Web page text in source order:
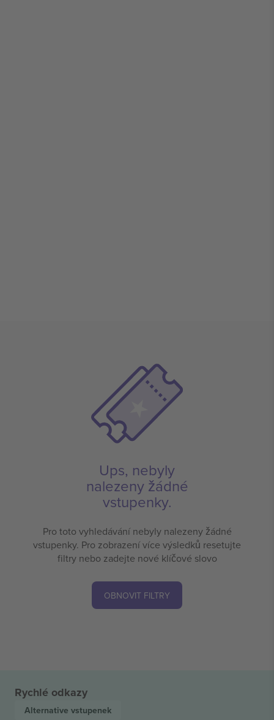
Ups, nebyly
nalezeny žádné
vstupenky.
Pro toto vyhledávání nebyly nalezeny žádné
vstupenky. Pro zobrazení více výsledků resetujte
filtry nebo zadejte nové klíčové slovo
OBNOVIT FILTRY
Rychlé odkazy
Alternative vstupenek